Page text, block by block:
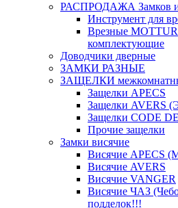
РАСПРОДАЖА Замков
Инструмент для
Врезные
комплектующие
Доводчики дверные
ЗАМКИ РАЗНЫЕ
ЗАЩЕЛКИ
Защелки APECS
Защелки
Защелки CODE
Прочие защелки
Замки висячие
Висячие APECS
Висячие AVERS
Висячие VANGER
Висячие ЧАЗ
подделок!!!